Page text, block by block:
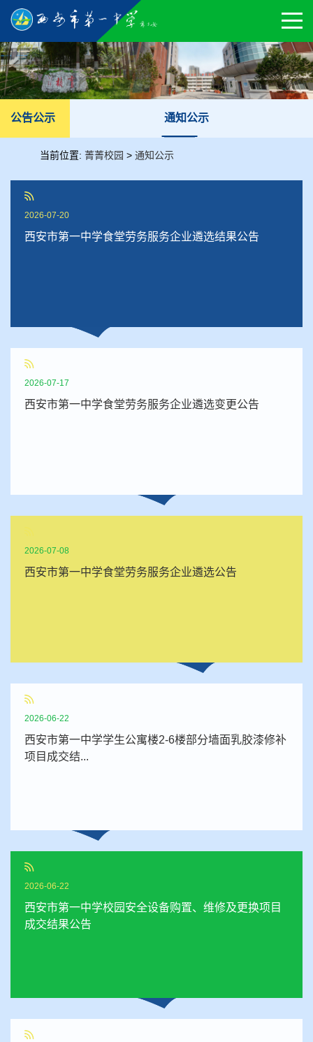
公告公示 通知公示
当前位置: 菁菁校园 > 通知公示
2026-07-20
西安市第一中学食堂劳务服务企业遴选结果公告
2026-07-17
西安市第一中学食堂劳务服务企业遴选变更公告
2026-07-08
西安市第一中学食堂劳务服务企业遴选公告
2026-06-22
西安市第一中学学生公寓楼2-6楼部分墙面乳胶漆修补
项目成交结...
2026-06-22
西安市第一中学校园安全设备购置、维修及更换项目
成交结果公告